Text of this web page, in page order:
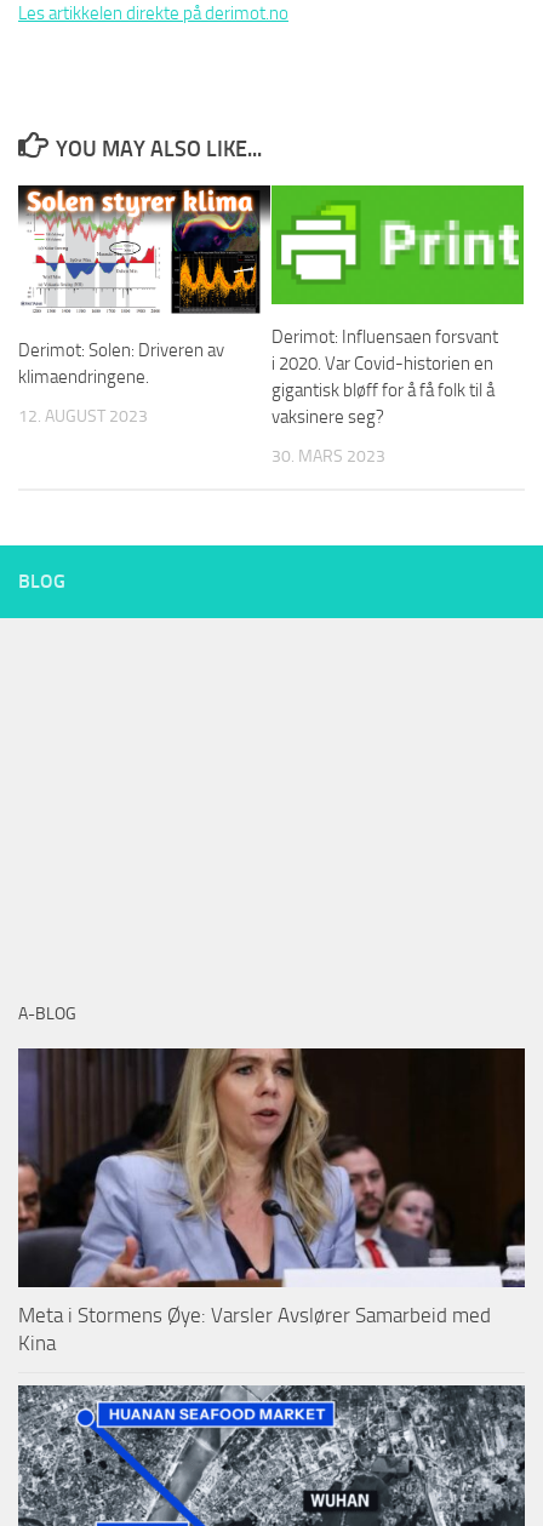
Les artikkelen direkte på derimot.no
YOU MAY ALSO LIKE...
Derimot: Solen: Driveren av
klimaendringene.
12. AUGUST 2023
Derimot: Influensaen forsvant
i 2020. Var Covid-historien en
gigantisk bløff for å få folk til å
vaksinere seg?
30. MARS 2023
BLOG
A-BLOG
Meta i Stormens Øye: Varsler Avslører Samarbeid med
Kina